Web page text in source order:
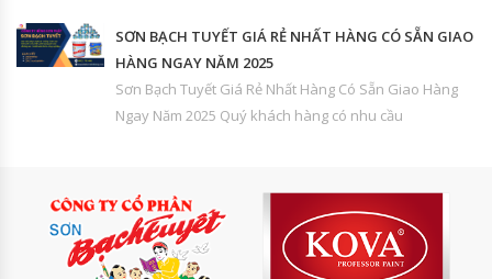
SƠN BẠCH TUYẾT GIÁ RẺ NHẤT HÀNG CÓ SẴN GIAO
HÀNG NGAY NĂM 2025
Sơn Bạch Tuyết Giá Rẻ Nhất Hàng Có Sẵn Giao Hàng
Ngay Năm 2025 Quý khách hàng có nhu cầu